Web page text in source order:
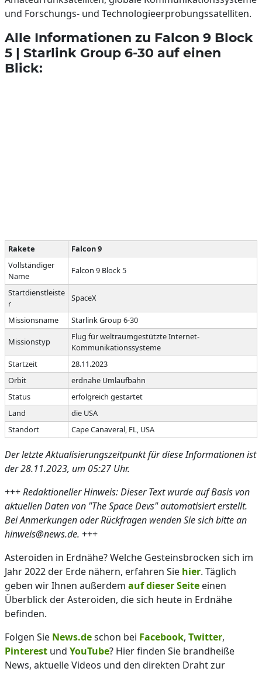
und Forschungs- und Technologieerprobungssatelliten.
Alle Informationen zu Falcon 9 Block
5 | Starlink Group 6-30 auf einen
Blick:
Rakete
Falcon 9
Vollständiger
Name
Falcon 9 Block 5
Startdienstleiste
r
SpaceX
Missionsname Starlink Group 6-30
Missionstyp
Flug für weltraumgestützte Internet-
Kommunikationssysteme
Startzeit
28.11.2023
Orbit
erdnahe Umlaufbahn
Status
erfolgreich gestartet
Land
die USA
Standort
Cape Canaveral, FL, USA
Der letzte Aktualisierungszeitpunkt für diese Informationen ist
der28.11.2023, um 05:27 Uhr.
+++Redaktioneller Hinweis: Dieser Text wurde auf Basis von
aktuellen Daten von "The Space Devs" automatisiert erstellt.
Bei Anmerkungen oder Rückfragen wenden Sie sich bitte an
hinweis@news.de. +++
Asteroiden in Erdnähe? Welche Gesteinsbrocken sich im
Jahr 2022 der Erde nähern, erfahren Sie hier. Täglich
geben wir Ihnen außerdem auf dieser Seite einen
Überblick der Asteroiden, die sich heute in Erdnähe
befinden.
Folgen Sie News.deschon bei Facebook, Twitter,
Pinterest und YouTube? Hier finden Sie brandheiße
News, aktuelle Videos und den direkten Draht zur